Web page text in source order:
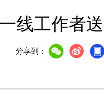
线工作者
分享到：